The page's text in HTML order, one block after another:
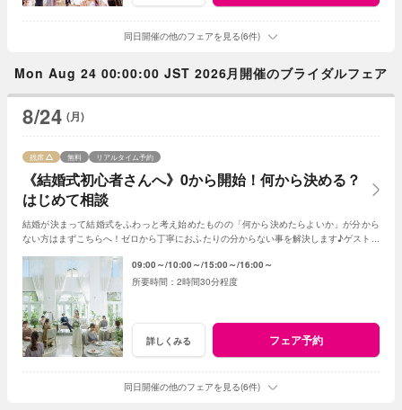
同日開催の他のフェアを見る(6件)
Mon Aug 24 00:00:00 JST 2026月開催のブライダルフェア
8/24 (月)
《結婚式初心者さんへ》0から開始！何から決める？
はじめて相談
残席 無料 リアルタイム予約
結婚が決まって結婚式をふわっと考え始めたものの「何から決めたらよいか」が分から
ない方はまずこちらへ！ゼロから丁寧におふたりの分からない事を解決します♪ゲスト人
09:00～ 10:00～ 15:00～ 16:00～
2時間30分程度
詳しくみる フェア予約
同日開催の他のフェアを見る(6件)